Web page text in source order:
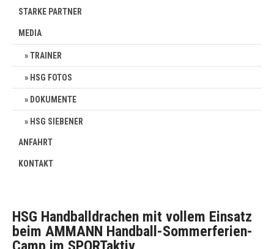
STARKE PARTNER
MEDIA
TRAINER
HSG FOTOS
DOKUMENTE
HSG SIEBENER
ANFAHRT
KONTAKT
HSG Handballdrachen mit vollem Einsatz
beim AMMANN Handball-Sommerferien-